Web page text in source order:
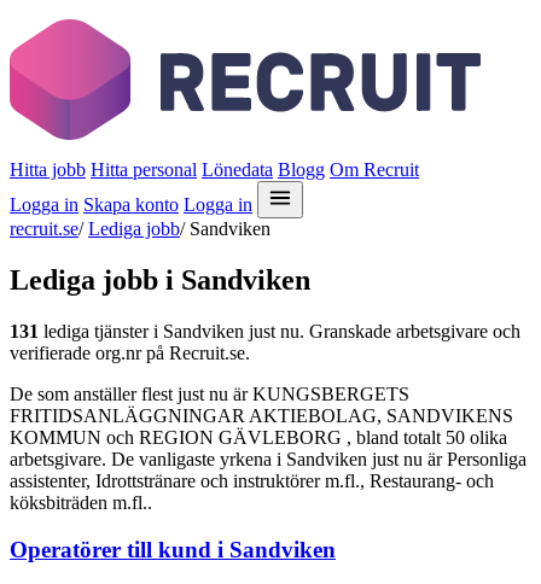
Hitta jobb Hitta personal Lönedata Blogg Om Recruit
Logga in Skapa konto Logga in
recruit.se/ Lediga jobb/ Sandviken
Lediga jobb i Sandviken
131 lediga tjänster i Sandviken just nu. Granskade arbetsgivare och
verifierade org.nr på Recruit.se.
De som anställer flest just nu är KUNGSBERGETS
FRITIDSANLÄGGNINGAR AKTIEBOLAG, SANDVIKENS
KOMMUN och REGION GÄVLEBORG , bland totalt 50 olika
arbetsgivare. De vanligaste yrkena i Sandviken just nu är Personliga
assistenter, Idrottstränare och instruktörer m.fl., Restaurang- och
köksbiträden m.fl..
Operatörer till kund i Sandviken